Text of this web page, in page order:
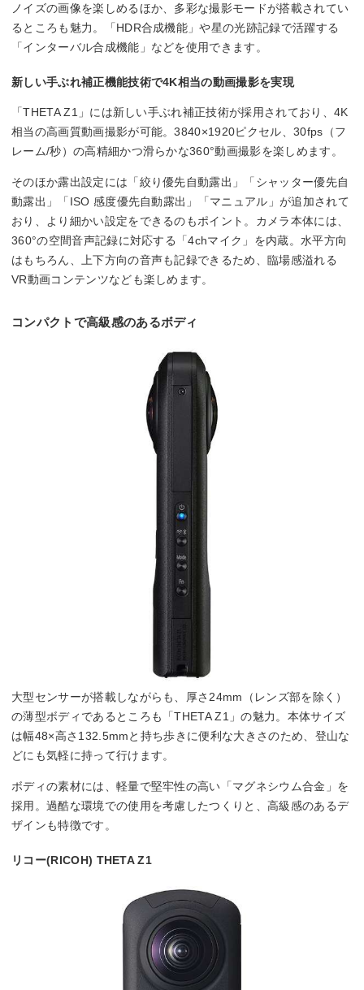
ノイズの画像を楽しめるほか、多彩な撮影モードが搭載されてい
るところも魅力。「HDR合成機能」や星の光跡記録で活躍する
「インターバル合成機能」などを使用できます。
新しい手ぶれ補正機能技術で4K相当の動画撮影を実現
「THETA Z1」には新しい手ぶれ補正技術が採用されており、4K
相当の高画質動画撮影が可能。3840×1920ピクセル、30fps（フ
レーム/秒）の高精細かつ滑らかな360°動画撮影を楽しめます。
そのほか露出設定には「絞り優先自動露出」「シャッター優先自
動露出」「ISO 感度優先自動露出」「マニュアル」が追加されて
おり、より細かい設定をできるのもポイント。カメラ本体には、
360°の空間音声記録に対応する「4chマイク」を内蔵。水平方向
はもちろん、上下方向の音声も記録できるため、臨場感溢れる
VR動画コンテンツなども楽しめます。
コンパクトで高級感のあるボディ
大型センサーが搭載しながらも、厚さ24mm（レンズ部を除く）
の薄型ボディであるところも「THETA Z1」の魅力。本体サイズ
は幅48×高さ132.5mmと持ち歩きに便利な大きさのため、登山な
どにも気軽に持って行けます。
ボディの素材には、軽量で堅牢性の高い「マグネシウム合金」を
採用。過酷な環境での使用を考慮したつくりと、高級感のあるデ
ザインも特徴です。
リコー(RICOH) THETA Z1